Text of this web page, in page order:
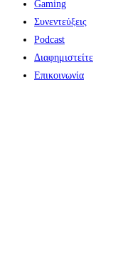
Gaming
Συνεντεύξεις
Podcast
Διαφημιστείτε
Επικοινωνία